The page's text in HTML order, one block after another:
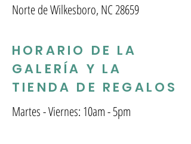
Norte de Wilkesboro, NC 28659
HORARIO DE LA
GALERÍA Y LA
TIENDA DE REGALOS
Martes - Viernes: 10am - 5pm